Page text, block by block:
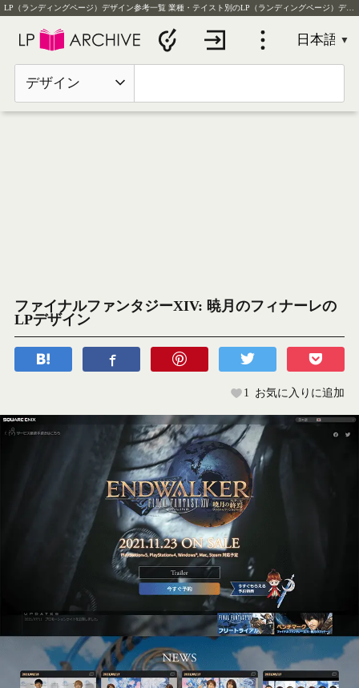
LP（ランディングページ）デザイン参考一覧 業種・テイスト別のLP（ランディングページ）デザイン実例を毎日更新
デザイン
ファイナルファンタジーXIV: 暁月のフィナーレの
LPデザイン
1 お気に入りに追加